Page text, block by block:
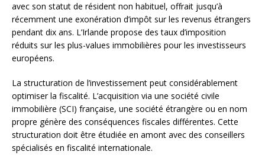
avec son statut de résident non habituel, offrait jusqu’à
récemment une exonération d’impôt sur les revenus étrangers
pendant dix ans. L’Irlande propose des taux d’imposition
réduits sur les plus-values immobilières pour les investisseurs
européens.
La structuration de l’investissement peut considérablement
optimiser la fiscalité. L’acquisition via une société civile
immobilière (SCI) française, une société étrangère ou en nom
propre génère des conséquences fiscales différentes. Cette
structuration doit être étudiée en amont avec des conseillers
spécialisés en fiscalité internationale.